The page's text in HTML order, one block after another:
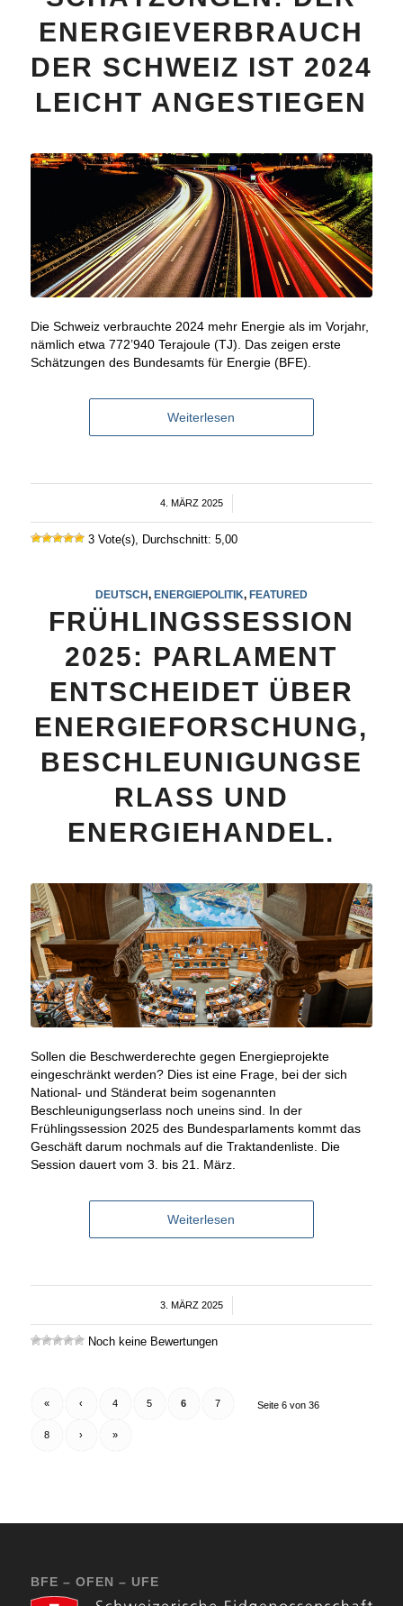
ENERGIEVERBRAUCH
DER SCHWEIZ IST 2024
LEICHT ANGESTIEGEN
Die Schweiz verbrauchte 2024 mehr Energie als im Vorjahr,
nämlich etwa 772’940 Terajoule (TJ). Das zeigen erste
Schätzungen des Bundesamts für Energie (BFE).
Weiterlesen
4. MÄRZ 2025
/
3 Vote(s), Durchschnitt: 5,00
DEUTSCH, ENERGIEPOLITIK, FEATURED
FRÜHLINGSSESSION
2025: PARLAMENT
ENTSCHEIDET ÜBER
ENERGIEFORSCHUNG,
BESCHLEUNIGUNGSE
RLASS UND
ENERGIEHANDEL.
Sollen die Beschwerderechte gegen Energieprojekte
eingeschränkt werden? Dies ist eine Frage, bei der sich
National- und Ständerat beim sogenannten
Beschleunigungserlass noch uneins sind. In der
Frühlingssession 2025 des Bundesparlaments kommt das
Geschäft darum nochmals auf die Traktandenliste. Die
Session dauert vom 3. bis 21. März.
Weiterlesen
3. MÄRZ 2025
/
Noch keine Bewertungen
Seite 6 von 36
« ‹ 4 5 6 7
8 › »
BFE – OFEN – UFE